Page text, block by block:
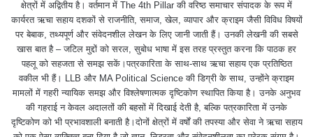
क्षेत्रों में अद्वितीय है। वर्तमान में The 4th Pillar की वरिष्ठ समाचार संपादक के रूप में
कार्यरत ऋचा सहाय दशकों से राजनीति, समाज, खेल, व्यापार और क्राइम जैसी विविध विषयों
पर बेबाक, तथ्यपूर्ण और संवेदनशील लेखन के लिए जानी जाती हैं। उनकी लेखनी की सबसे
खास बात है – जटिल मुद्दों को सरल, सुबोध भाषा में इस तरह प्रस्तुत करना कि पाठक हर
पहलू को सहजता से समझ सकें।पत्रकारिता के साथ-साथ ऋचा सहाय एक प्रतिष्ठित
वकील भी हैं। LLB और MA Political Science की डिग्री के साथ, उन्होंने क्राइम
मामलों में गहरी न्यायिक समझ और विश्लेषणात्मक दृष्टिकोण स्थापित किया है। उनके अनुभव
की गहराई न केवल अदालतों की बहसों में दिखाई देती है, बल्कि पत्रकारिता में उनके
दृष्टिकोण को भी प्रभावशाली बनाती है।दोनों क्षेत्रों में वर्षों की तपस्या और सेवा ने ऋचा सहाय